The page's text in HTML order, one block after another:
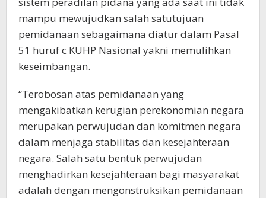
mampu mewujudkan salah satutujuan
pemidanaan sebagaimana diatur dalam Pasal
51 huruf c KUHP Nasional yakni memulihkan
keseimbangan.
“Terobosan atas pemidanaan yang
mengakibatkan kerugian perekonomian negara
merupakan perwujudan dan komitmen negara
dalam menjaga stabilitas dan kesejahteraan
negara. Salah satu bentuk perwujudan
menghadirkan kesejahteraan bagi masyarakat
adalah dengan mengonstruksikan pemidanaan